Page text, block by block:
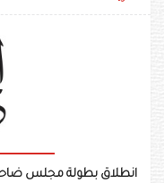
انطلاق بطولة مجلس ضاحية